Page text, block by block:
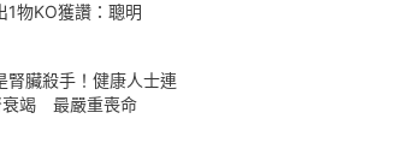
物KO獲讚：聰明
腎臟殺手！健康人士連
衰竭 最嚴重喪命